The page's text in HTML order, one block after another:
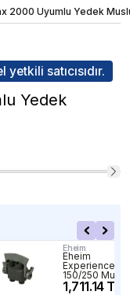
2000 Uyumlu Yedek
yetkili satıcısıdır.
Yedek
Eheim
Eheim
Experience
150/250
1,711.14 TL